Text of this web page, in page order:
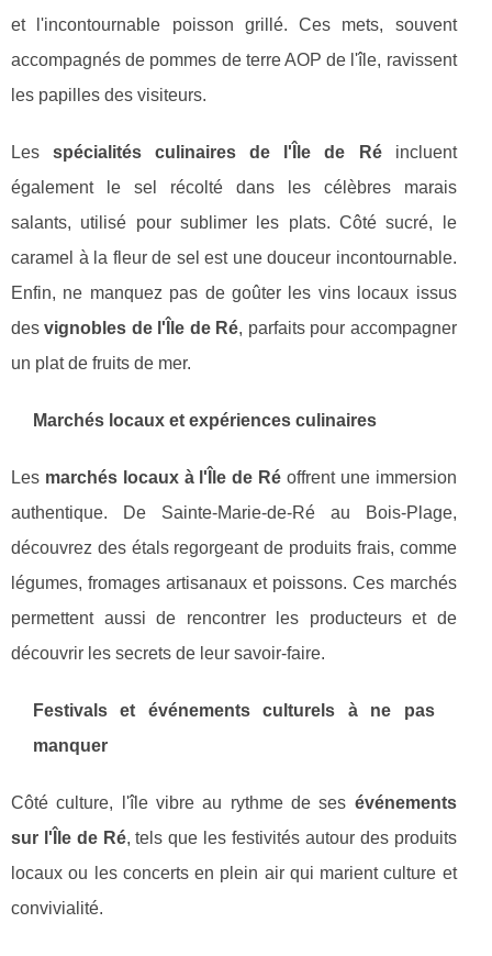
et l'incontournable poisson grillé. Ces mets, souvent
accompagnés de pommes de terre AOP de l'île, ravissent
les papilles des visiteurs.
Lesspécialités culinaires de l'Île de Réincluent
également le sel récolté dans les célèbres marais
salants, utilisé pour sublimer les plats. Côté sucré, le
caramel à la fleur de sel est une douceur incontournable.
Enfin, ne manquez pas de goûter les vins locaux issus
desvignobles de l'Île de Ré, parfaits pour accompagner
un plat de fruits de mer.
Marchés locaux et expériences culinaires
Les marchés locaux à l'Île de Ré offrent une immersion
authentique. De Sainte-Marie-de-Ré au Bois-Plage,
découvrez des étals regorgeant de produits frais, comme
légumes, fromages artisanaux et poissons. Ces marchés
permettent aussi de rencontrer les producteurs et de
découvrir les secrets de leur savoir-faire.
Festivals et événements culturels à ne pas
manquer
Côté culture, l'île vibre au rythme de ses événements
sur l'Île de Ré, tels que les festivités autour des produits
locaux ou les concerts en plein air qui marient culture et
convivialité.